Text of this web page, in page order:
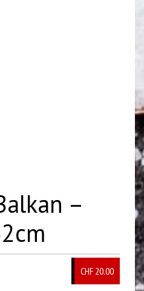
–
CHF 20.00